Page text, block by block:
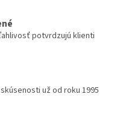
potvrdzujú klienti
už od roku 1995